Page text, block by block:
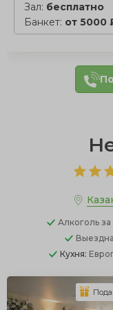
Зал: бесплатно
Банкет: от 5000
Алкоголь
Кухня: